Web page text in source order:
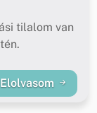
tilalom van
Elolvasom